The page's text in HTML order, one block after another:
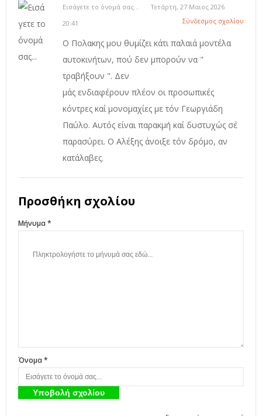
Εισάγετε το όνομά σας...
Τετάρτη, 27 Μαϊος 2026
20:41
Σύνδεσμος σχολίου
Ο Πολακης μου θυμίζει κάτι παλαιά μοντέλα
αυτοκινήτων, πού δεν μπορούν να "
τραβήξουν ". Δεν
μάς ενδιαφέρουν πλέον οι προσωπικές
κόντρες καί μονομαχίες με τόν Γεωργιάδη
Παύλο. Αυτός είναι παρακμή καί δυστυχώς σέ
παρασύρει. Ο Αλέξης άνοιξε τόν δρόμο, αν
κατάλαβες.
Προσθήκη σχολίου
Μήνυμα *
Όνομα *